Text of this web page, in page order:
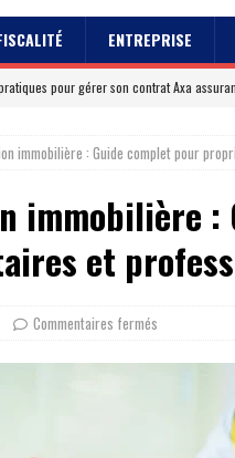
ENTREPRISE
pour gérer son contrat Axa
clients sur Axa assurance auto en 2026
démarches juridiques sont prises en
le Cidff 94 et d’autres services
immobilière : Guide complet pour
immobilière :
et
Commentaires fermés